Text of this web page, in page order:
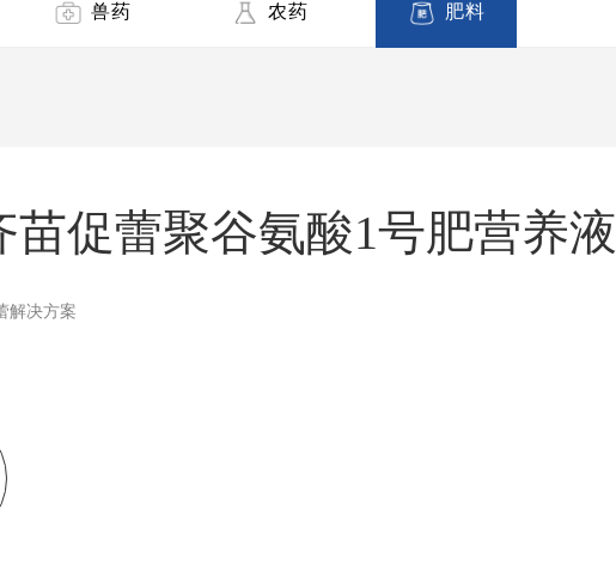
兽药 农药 肥料
苗促蕾聚谷氨酸1号肥营养液
解决方案